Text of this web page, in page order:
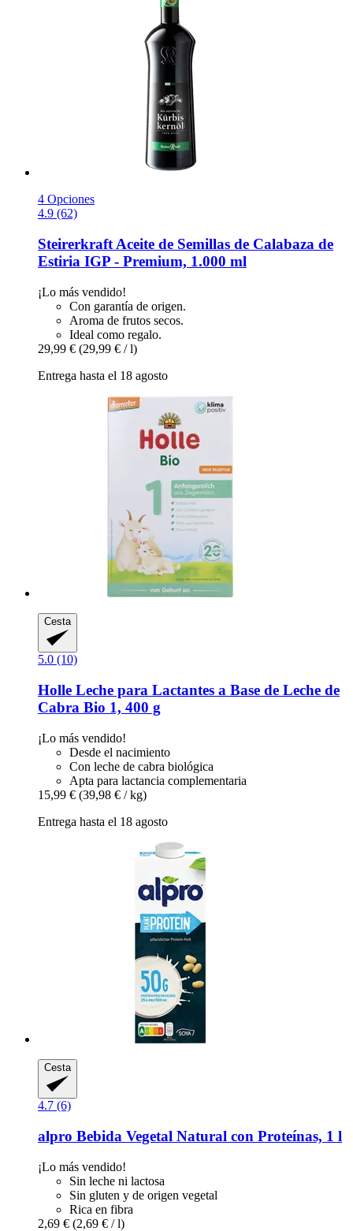
4 Opciones
4.9 (62)
Steirerkraft Aceite de Semillas de Calabaza de
Estiria IGP -​ Premium, 1.000 ml
¡Lo más vendido!
Con garantía de origen.
Aroma de frutos secos.
Ideal como regalo.
29,99 € (29,99 € / l)
Entrega hasta el 18 agosto
Cesta
5.0 (10)
Holle Leche para Lactantes a Base de Leche de
Cabra Bio 1, 400 g
¡Lo más vendido!
Desde el nacimiento
Con leche de cabra biológica
Apta para lactancia complementaria
15,99 € (39,98 € / kg)
Entrega hasta el 18 agosto
Cesta
4.7 (6)
alpro Bebida Vegetal Natural con Proteínas, 1 l
¡Lo más vendido!
Sin leche ni lactosa
Sin gluten y de origen vegetal
Rica en fibra
2,69 € (2,69 € / l)